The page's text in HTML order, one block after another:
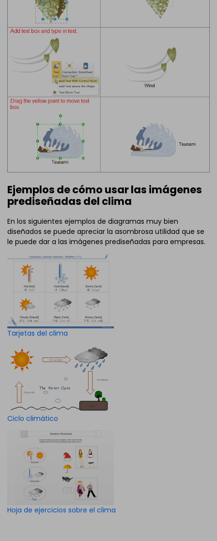
Ejemplos de cómo usar las imágenes
prediseñadas del clima
En los siguientes ejemplos de diagramas muy bien
diseñados se puede apreciar la asombrosa utilidad que se
le puede dar a las imágenes prediseñadas para empresas.
Tarjetas del clima
Ciclo climático
Hoja de ejercicios sobre el clima